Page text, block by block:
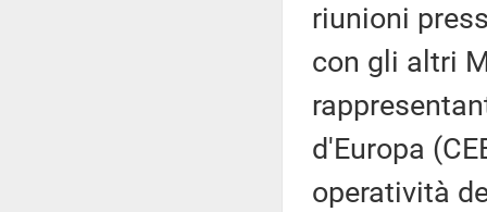
riunioni
con gli altri
d'Europa
operatività